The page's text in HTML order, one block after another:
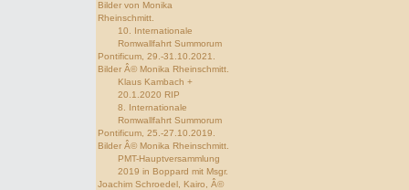
Bilder von Monika
Rheinschmitt.
10. Internationale
Romwallfahrt Summorum
Pontificum, 29.-31.10.2021.
Bilder Â© Monika Rheinschmitt.
Klaus Kambach +
20.1.2020 RIP
8. Internationale
Romwallfahrt Summorum
Pontificum, 25.-27.10.2019.
Bilder Â© Monika Rheinschmitt.
PMT-Hauptversammlung
2019 in Boppard mit Msgr.
Joachim Schroedel, Kairo, Â©